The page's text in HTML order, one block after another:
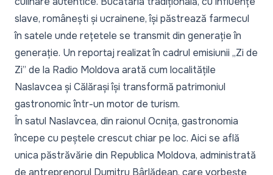
slave, românești și ucrainene, își păstrează farmecul
în satele unde rețetele se transmit din generație în
generație. Un reportaj realizat în cadrul emisiunii „Zi de
Zi” de la Radio Moldova arată cum localitățile
Naslavcea și Călărași își transformă patrimoniul
gastronomic într-un motor de turism.
În satul Naslavcea, din raionul Ocnița, gastronomia
începe cu peștele crescut chiar pe loc. Aici se află
unica păstrăvărie din Republica Moldova, administrată
de antreprenorul Dumitru Bârlădean, care vorbește